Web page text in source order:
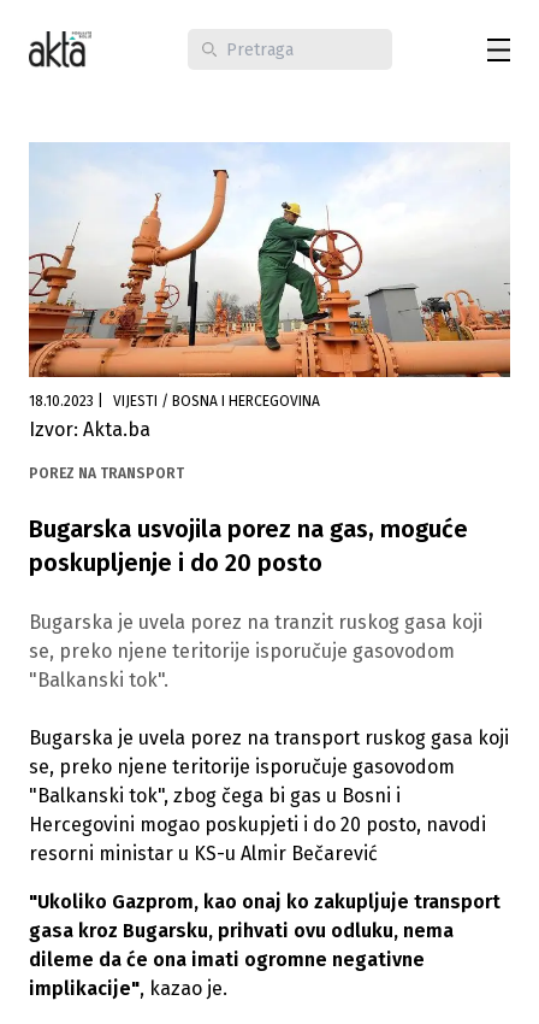
18.10.2023 VIJESTI / BOSNA I HERCEGOVINA
Izvor: Akta.ba
POREZ NA TRANSPORT
Bugarska usvojila porez na gas, moguće
poskupljenje i do 20 posto
Bugarska je uvela porez na tranzit ruskog gasa koji
se, preko njene teritorije isporučuje gasovodom
"Balkanski tok".
Bugarska je uvela porez na transport ruskog gasa koji
se, preko njene teritorije isporučuje gasovodom
"Balkanski tok", zbog čega bi gas u Bosni i
Hercegovini mogao poskupjeti i do 20 posto, navodi
resorni ministar u KS-u Almir Bečarević
"Ukoliko Gazprom, kao onaj ko zakupljuje transport
gasa kroz Bugarsku, prihvati ovu odluku, nema
dileme da će ona imati ogromne negativne
implikacije", kazao je.